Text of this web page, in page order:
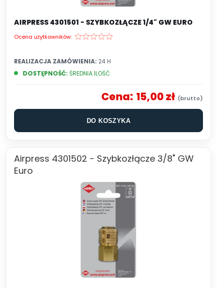
AIRPRESS 4301501 - SZYBKOZŁĄCZE 1/4" GW EURO
Ocena użytkowników:
DOSTĘPNOŚĆ: ŚREDNIA ILOŚĆ
REALIZACJA ZAMÓWIENIA: 24 H
Cena: 15,00 zł
DO KOSZYKA
Airpress 4301502 - Szybkozłącze 3/8" GW
Euro